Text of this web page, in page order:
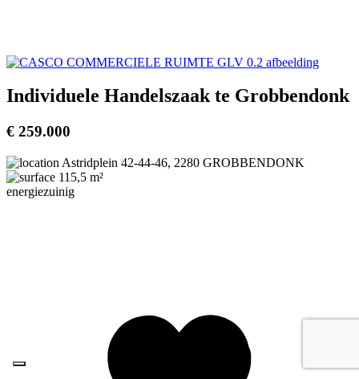
Individuele Handelszaak te Grobbendonk
€ 259.000
Astridplein 42-44-46, 2280 GROBBENDONK
115,5 m²
energiezuinig